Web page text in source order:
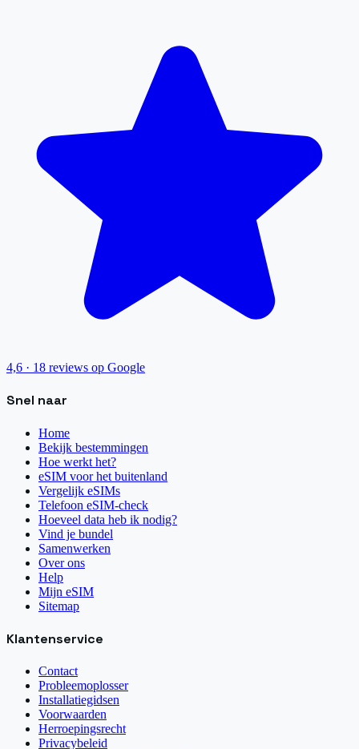
4,6 · 18 reviews op Google
Snel naar
Home
Bekijk bestemmingen
Hoe werkt het?
eSIM voor het buitenland
Vergelijk eSIMs
Telefoon eSIM-check
Hoeveel data heb ik nodig?
Vind je bundel
Samenwerken
Over ons
Help
Mijn eSIM
Sitemap
Klantenservice
Contact
Probleemoplosser
Installatiegidsen
Voorwaarden
Herroepingsrecht
Privacybeleid